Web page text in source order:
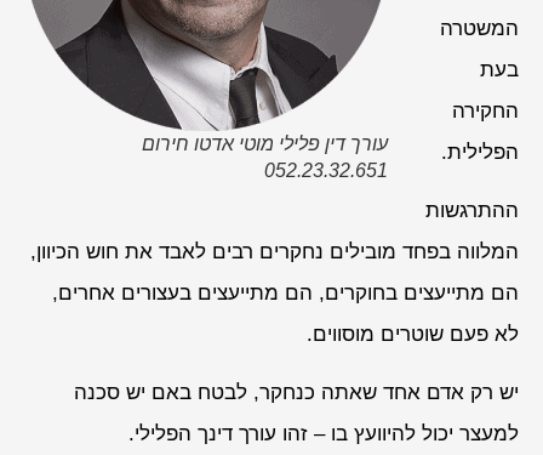
עורך דין פלילי מוטי אדטו חירום
052.23.32.651
המשטרה
בעת
החקירה
הפלילית.
ההתרגשות
המלווה בפחד מובילים נחקרים רבים לאבד את חוש הכיוון,
הם מתייעצים בחוקרים, הם מתייעצים בעצורים אחרים,
לא פעם שוטרים מוסווים.
יש רק אדם אחד שאתה כנחקר, לבטח באם יש סכנה
למעצר יכול להיוועץ בו – זהו עורך דינך הפלילי.